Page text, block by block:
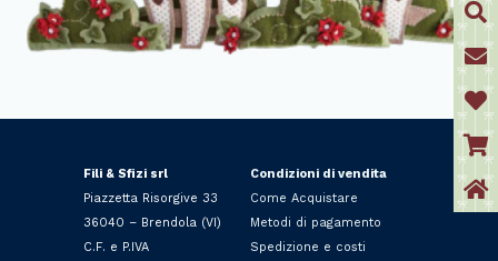
Fili & Sfizi srl
Piazzetta Risorgive 33
36040 – Brendola (VI)
C.F. e P.IVA
Condizioni di vendita
Come Acquistare
Metodi di pagamento
Spedizione e costi